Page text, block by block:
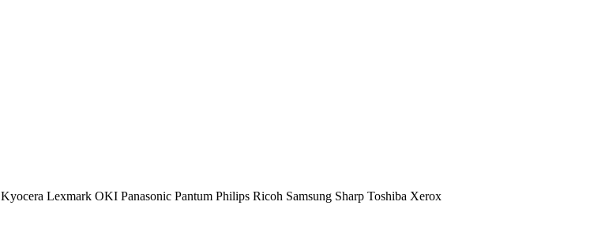
Kyocera Lexmark OKI Panasonic Pantum Philips Ricoh Samsung Sharp Toshiba Xerox